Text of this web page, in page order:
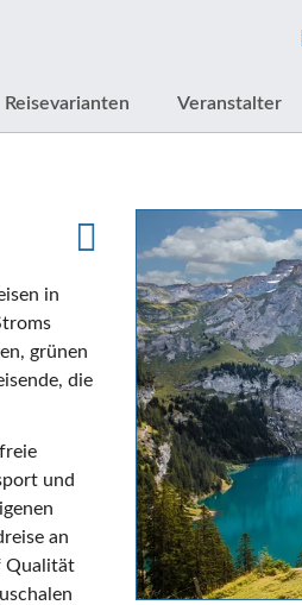
Reisevarianten Veranstalter
in
grünen
die
und
an
Qualität